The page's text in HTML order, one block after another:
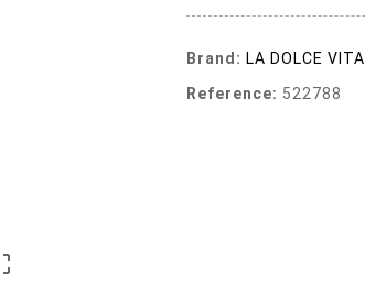
Brand: LA DOLCE VITA
Reference: 522788